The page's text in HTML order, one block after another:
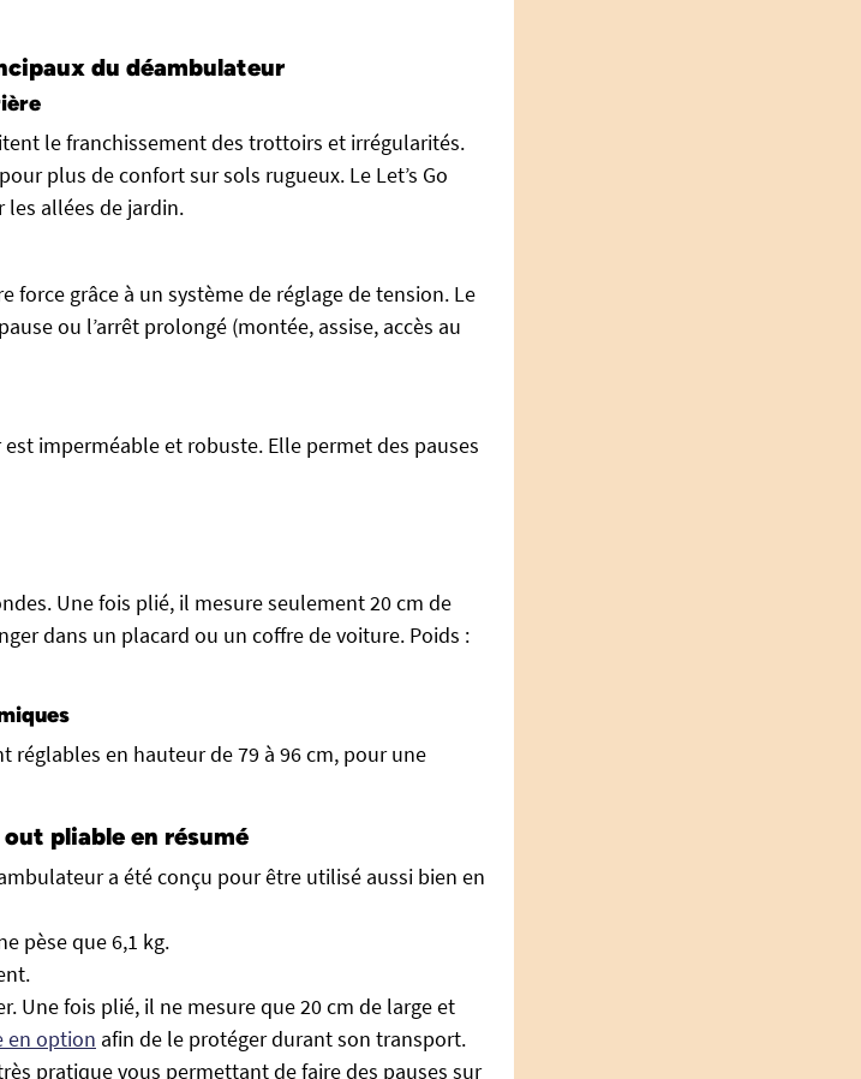
du déambulateur
le franchissement des trottoirs et irrégularités.
plus de confort sur sols rugueux. Le Let’s Go
les allées de jardin.
force grâce à un système de réglage de tension. Le
ou l’arrêt prolongé (montée, assise, accès au
imperméable et robuste. Elle permet des pauses
Une fois plié, il mesure seulement 20 cm de
dans un placard ou un coffre de voiture. Poids :
réglables en hauteur de 79 à 96 cm, pour une
pliable en résumé
a été conçu pour être utilisé aussi bien en
pèse que 6,1 kg.
Une fois plié, il ne mesure que 20 cm de large et
en option afin de le protéger durant son transport.
pratique vous permettant de faire des pauses sur